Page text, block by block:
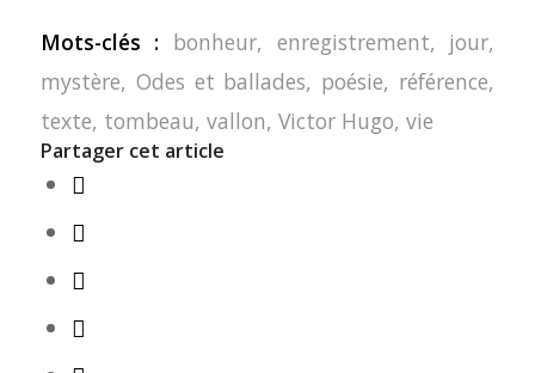
Mots-clés : bonheur, enregistrement, jour,
mystère, Odes et ballades, poésie, référence,
texte, tombeau, vallon, Victor Hugo, vie
Partager cet article